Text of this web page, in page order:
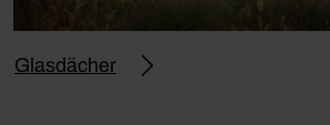
Glasdächer